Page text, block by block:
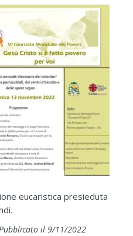
eucaristica presieduta
Pubblicato il 9/11/2022